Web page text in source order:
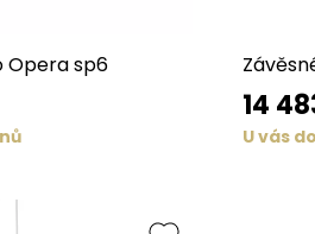
Opera sp6
14
U vás